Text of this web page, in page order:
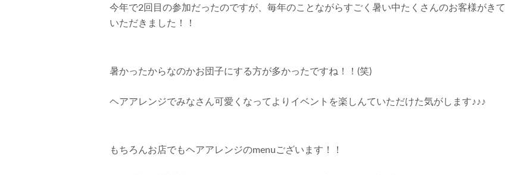
今年で2回目の参加だったのですが、毎年のことながらすごく暑い中たくさんのお客様がきて
いただきました！！
暑かったからなのかお団子にする方が多かったですね！！(笑)
ヘアアレンジでみなさん可愛くなってよりイベントを楽しんていただけた気がします♪♪♪
もちろんお店でもヘアアレンジのmenuございます！！